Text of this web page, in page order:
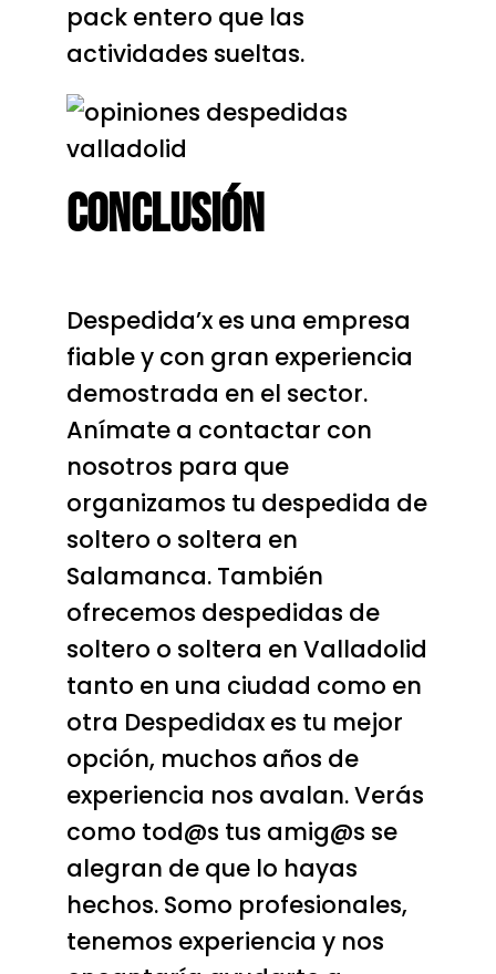
pack entero que las
actividades sueltas.
Conclusión
Despedida’x es una empresa
fiable y con gran experiencia
demostrada en el sector.
Anímate a contactar con
nosotros para que
organizamos tu despedida de
soltero o soltera en
Salamanca.También
ofrecemos despedidas de
soltero o soltera en Valladolid
tanto en una ciudad como en
otra Despedidax es tu mejor
opción, muchos años de
experiencia nos avalan. Verás
como tod@s tus amig@s se
alegran de que lo hayas
hechos. Somo profesionales,
tenemos experiencia y nos